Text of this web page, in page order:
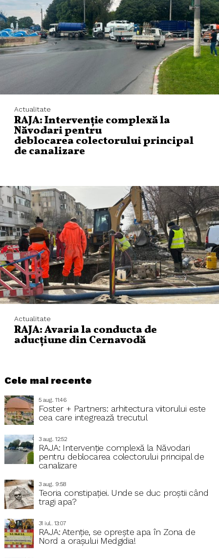
Actualitate
RAJA: Intervenție complexă la
Năvodari pentru
deblocarea colectorului principal
de canalizare
Actualitate
RAJA: Avaria la conducta de
aducțiune din Cernavodă
Cele mai recente
5 aug.. 11:46
Foster + Partners: arhitectura viitorului este
cea care integrează trecutul
3 aug.. 12:52
RAJA: Intervenție complexă la Năvodari
pentru deblocarea colectorului principal de
canalizare
3 aug.. 9:58
Teoria constipației. Unde se duc proștii când
tragi apa?
31 iul.. 13:07
RAJA: Atenție, se oprește apa în Zona de
Nord a orașului Medgidia!